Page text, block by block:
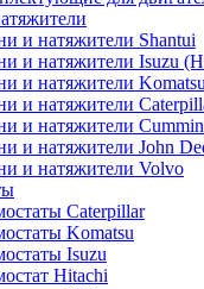
и натяжители Shantui
и натяжители Isuzu
и натяжители Komatsu
и натяжители
и натяжители
и натяжители John
и натяжители Volvo
Caterpillar
Komatsu
Isuzu
Hitachi